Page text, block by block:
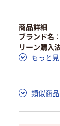
商品詳細
ブランド名
リーン購入
もっと
類似商